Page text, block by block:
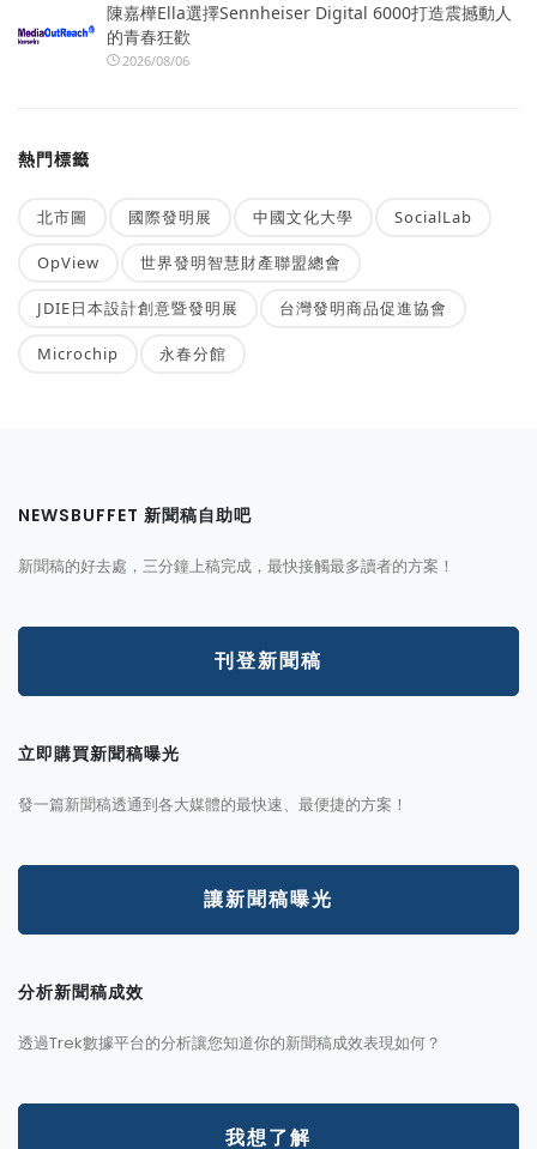
陳嘉樺Ella選擇Sennheiser Digital 6000打造震撼動人
的青春狂歡
2026/08/06
熱門標籤
北市圖 國際發明展 中國文化大學 SocialLab
OpView 世界發明智慧財產聯盟總會
JDIE日本設計創意暨發明展 台灣發明商品促進協會
Microchip 永春分館
NEWSBUFFET 新聞稿自助吧
新聞稿的好去處，三分鐘上稿完成，最快接觸最多讀者的方案！
刊登新聞稿
立即購買新聞稿曝光
發一篇新聞稿透通到各大媒體的最快速、最便捷的方案！
讓新聞稿曝光
分析新聞稿成效
透過Trek數據平台的分析讓您知道你的新聞稿成效表現如何？
我想了解